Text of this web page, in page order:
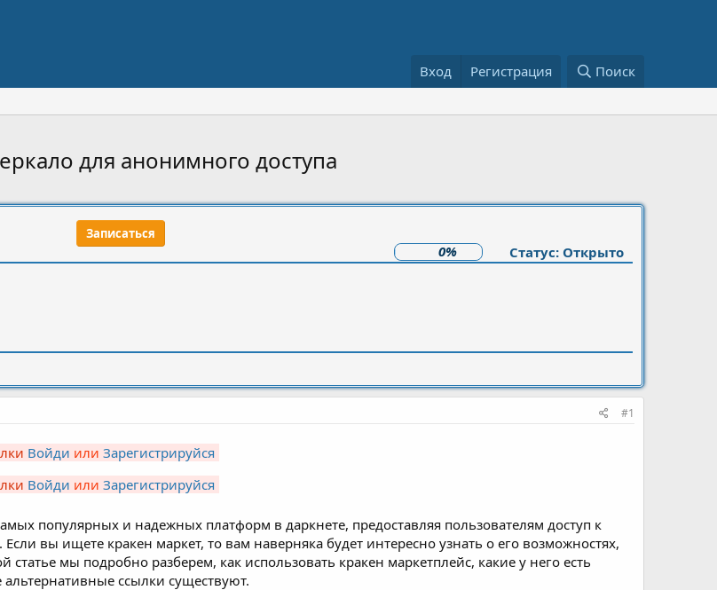
Вход Регистрация Поиск
для анонимного доступа
Записаться
Статус: Открыто
0%
#1
Войди или Зарегистрируйся
Войди или Зарегистрируйся
популярных и надежных платформ в даркнете, предоставляя пользователям доступ к
вы ищете кракен маркет, то вам наверняка будет интересно узнать о его возможностях,
статье мы подробно разберем, как использовать кракен маркетплейс, какие у него есть
ссылки существуют.